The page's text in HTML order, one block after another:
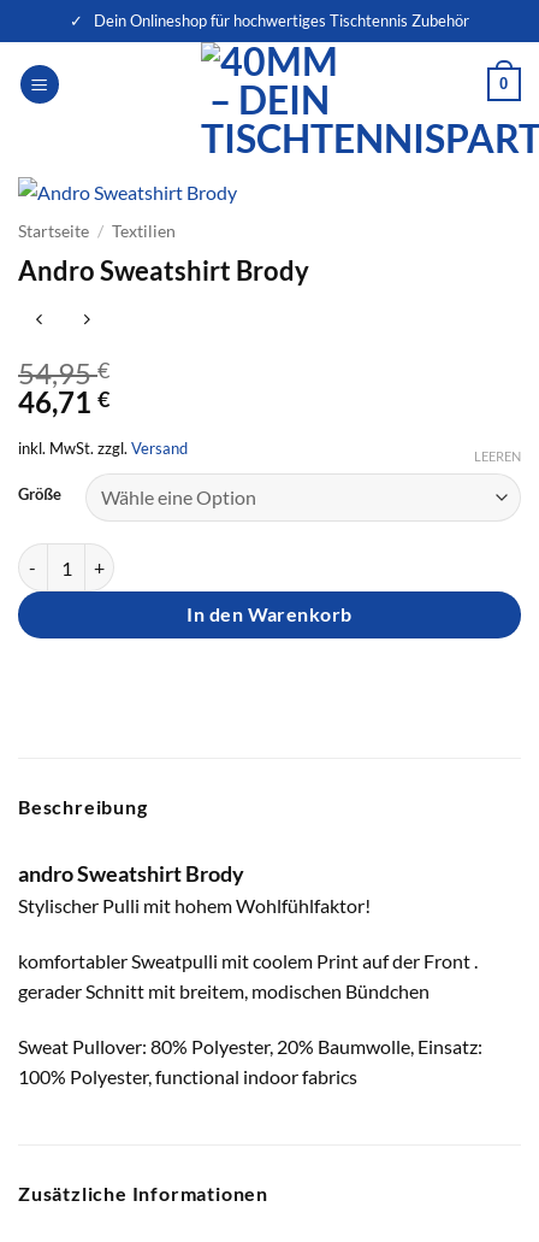
Inhalt
springen
✓ Dein Onlineshop für hochwertiges Tischtennis Zubehör
0
Startseite / Textilien
Andro Sweatshirt Brody
54,95€
46,71 €
inkl. MwSt. zzgl. Versand
Größe
LEEREN
Andro Sweatshirt Brody Menge
In den Warenkorb
Beschreibung
andro Sweatshirt Brody
Stylischer Pulli mit hohem Wohlfühlfaktor!
komfortabler Sweatpulli mit coolem Print auf der Front .
gerader Schnitt mit breitem, modischen Bündchen
Sweat Pullover: 80% Polyester, 20% Baumwolle, Einsatz:
100% Polyester, functional indoor fabrics
Zusätzliche Informationen